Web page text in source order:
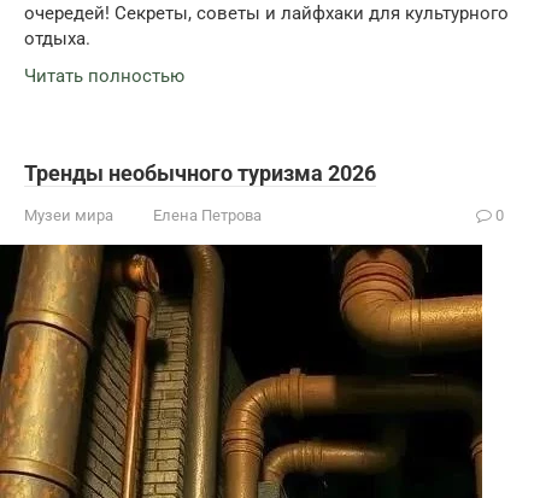
очередей! Секреты, советы и лайфхаки для культурного
отдыха.
Читать полностью
Тренды необычного туризма 2026
Музеи мира Елена Петрова 0